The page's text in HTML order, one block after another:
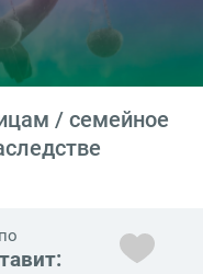
/ семейное